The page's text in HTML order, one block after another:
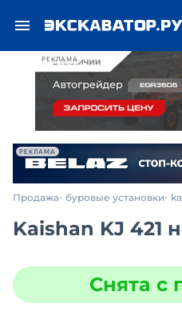
РЕКЛАМА
РЕКЛАМА
Продажа буровые установки
Kaishan KJ 421
Снята с